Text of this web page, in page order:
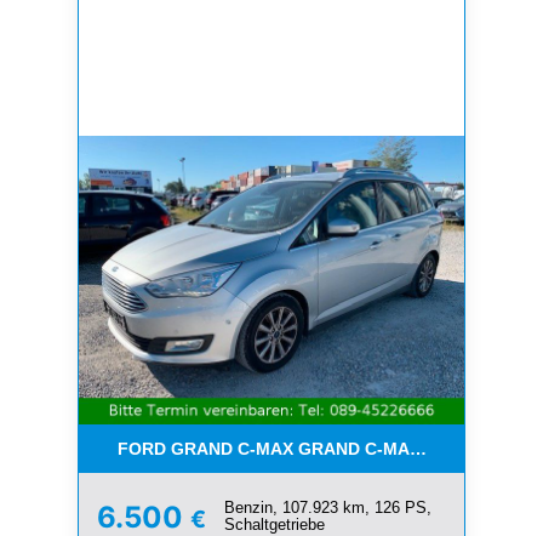
FORD GRAND C-MAX GRAND C-MAX TITANIUM*7-
6.500 €
Benzin, 107.923 km, 126 PS,
Schaltgetriebe